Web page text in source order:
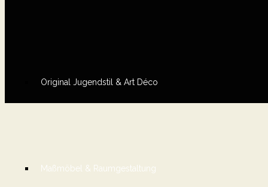
Original Jugendstil & Art Déco
Maßmöbel & Raumgestaltung